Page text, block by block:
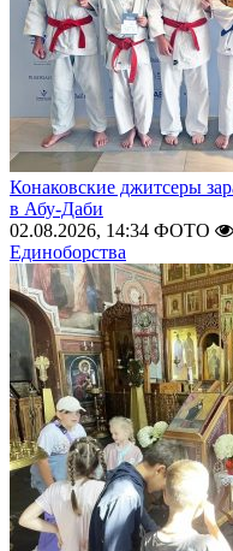
Конаковские джитсеры
в Абу-Даби
02.08.2026, 14:34 ФОТО
Единоборства